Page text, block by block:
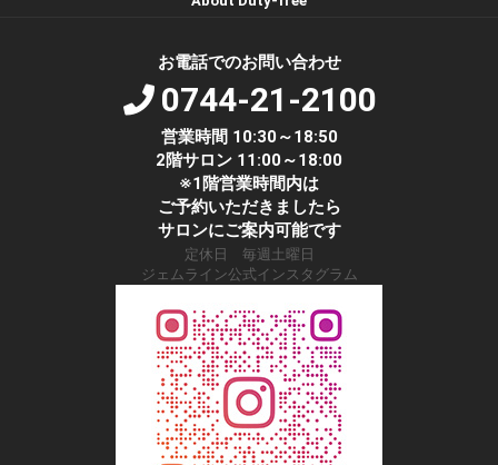
お電話でのお問い合わせ
0744-21-2100
営業時間 10:30～18:50
2階サロン 11:00～18:00
※1階営業時間内は
ご予約いただきましたら
サロンにご案内可能です
定休日 毎週土曜日
ジェムライン公式インスタグラム